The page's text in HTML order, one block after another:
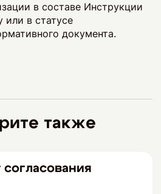
в составе Инструкции
или в статусе
документа.
также
согласования